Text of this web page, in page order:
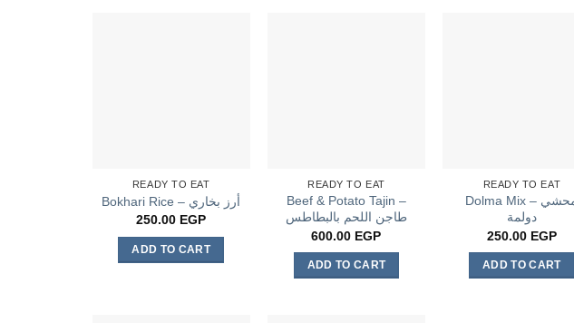
READY TO EAT
Bokhari Rice – أرز بخاري
250.00 EGP
ADD TO CART
READY TO EAT
Beef & Potato Tajin –
طاجن اللحم بالبطاطس
600.00 EGP
ADD TO CART
READY TO EAT
Dolma Mix – محشي
دولمة
250.00 EGP
ADD TO CART